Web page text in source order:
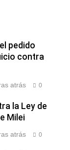
pedido
contra
atrás 0
la Ley de
Milei
atrás 0